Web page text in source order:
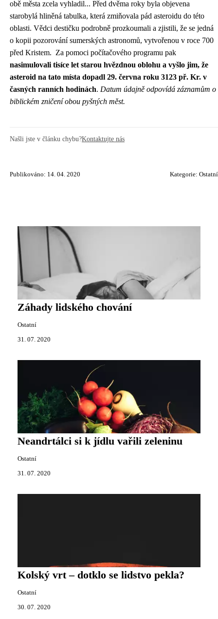
obě města zcela vyhladil... Před dvěma roky byla objevena
starobylá hliněná tabulka, která zmiňovala pád asteroidu do této
oblasti. Vědci destičku podrobně prozkoumali a zjistili, že se jedná
o kopii pozorování sumerských astronomů, vytvořenou v roce 700
před Kristem. Za pomoci počítačového programu pak
nasimulovali tisíce let starou hvězdnou oblohu a vyšlo jim, že
asteroid na tato místa dopadl 29. června roku 3123 př. Kr. v
časných ranních hodinách. Datum údajně odpovídá záznamům o
biblickém zničení obou pyšných měst.
Našli jste v článku chybu?Kontaktujte nás
Publikováno: 14. 04. 2020 Kategorie: Ostatní
Záhady lidského chování
Ostatní
31. 07. 2020
Neandrtálci si k jídlu vařili zeleninu
Ostatní
31. 07. 2020
Kolský vrt – dotklo se lidstvo pekla?
Ostatní
30. 07. 2020